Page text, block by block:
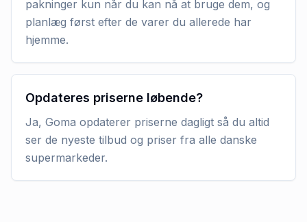
pakninger kun når du kan nå at bruge dem, og
planlæg først efter de varer du allerede har
hjemme.
Opdateres priserne løbende?
Ja, Goma opdaterer priserne dagligt så du altid
ser de nyeste tilbud og priser fra alle danske
supermarkeder.